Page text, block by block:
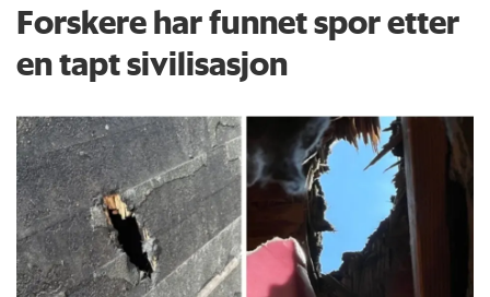
Forskere har funnet spor etter
en tapt sivilisasjon